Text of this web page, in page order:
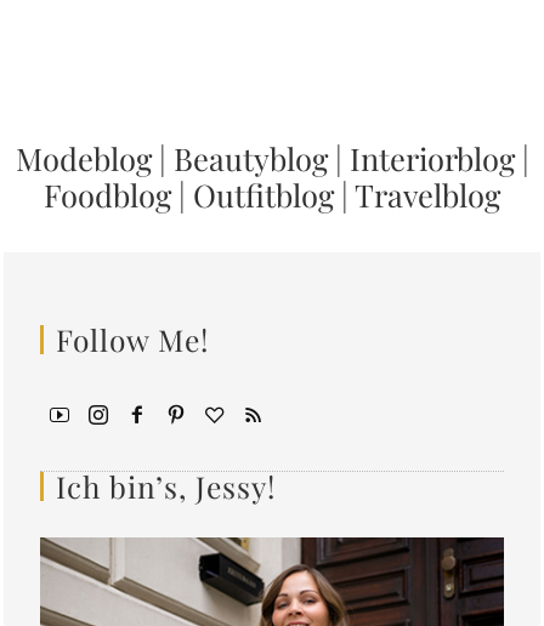
Modeblog| Beautyblog| Interiorblog|
Foodblog| Outfitblog| Travelblog
Follow Me!
Ich bin’s, Jessy!